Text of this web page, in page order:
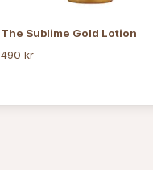
The Sublime Gold Lotion
490 kr